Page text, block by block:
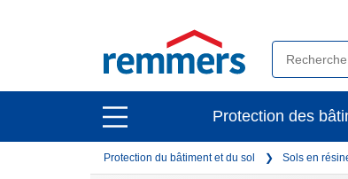
open
main
navigation
open
main
Protection des
Protection du bâtiment et du sol Sols en